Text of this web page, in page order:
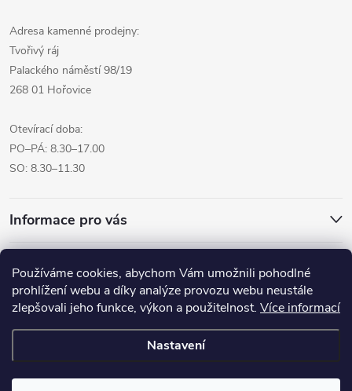
Používáme cookies, abychom Vám umožnili pohodlné
prohlížení webu a díky analýze provozu webu neustále
zlepšovali jeho funkce, výkon a použitelnost. Více informací
Nastavení
Adresa kamenné prodejny:
Tvořivý ráj
Palackého náměstí 98/19
268 01 Hořovice
Otevírací doba:
PO–PÁ: 8.30–17.00
SO: 8.30–11.30
Informace pro vás
Přijímáme online platby
vyhrazena.